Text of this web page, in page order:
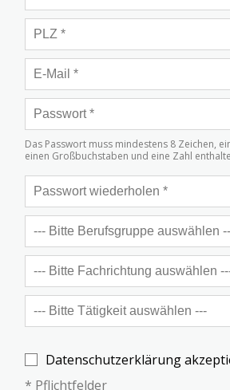
Das Passwort muss mindestens 8 Zeichen,
einen Großbuchstaben und eine Zahl
Datenschutzerklärung
* Pflichtfelder